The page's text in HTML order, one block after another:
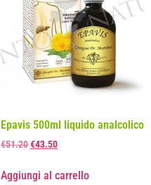
Epavis 500ml liquido analcolico
€51.20€43.50
Aggiungi al carrello